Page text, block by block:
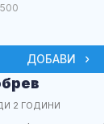
ДОБАВИ
2 ГОДИНИ